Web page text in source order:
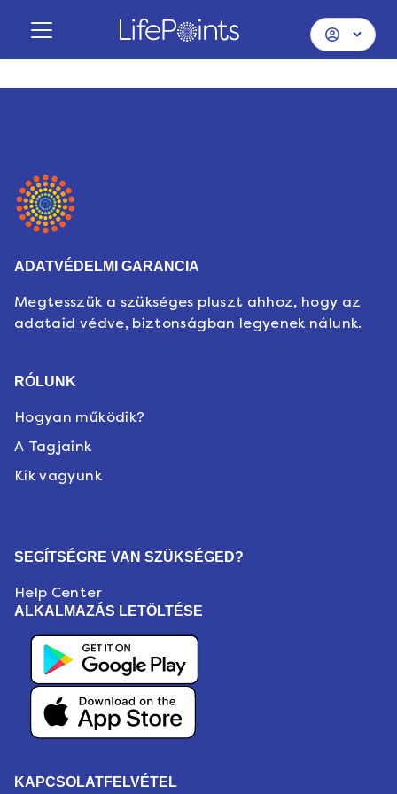
ADATVÉDELMI GARANCIA
Megtesszük a szükséges pluszt ahhoz, hogy az
adataid védve, biztonságban legyenek nálunk.
RÓLUNK
Hogyan működik?
A Tagjaink
Kik vagyunk
SEGÍTSÉGRE VAN SZÜKSÉGED?
Help Center
ALKALMAZÁS LETÖLTÉSE
KAPCSOLATFELVÉTEL